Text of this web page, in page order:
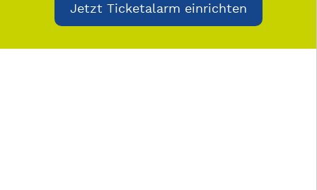
Jetzt Ticketalarm einrichten